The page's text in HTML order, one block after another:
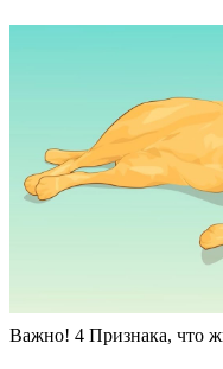
Важно! 4 Признака, что